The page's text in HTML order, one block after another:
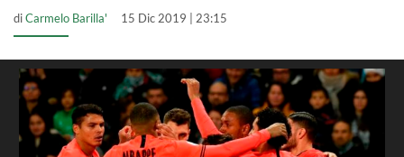
diCarmelo Barilla' 15 Dic 2019 | 23:15